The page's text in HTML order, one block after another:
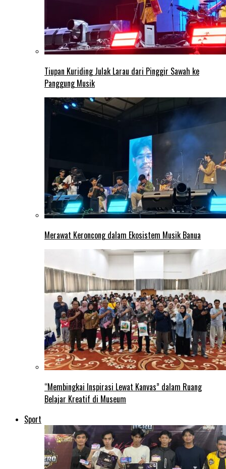
Tiupan Kuriding Julak Larau dari Pinggir Sawah ke
Panggung Musik
Merawat Keroncong dalam Ekosistem Musik Banua
“Membingkai Inspirasi Lewat Kanvas” dalam Ruang
Belajar Kreatif di Museum
Sport